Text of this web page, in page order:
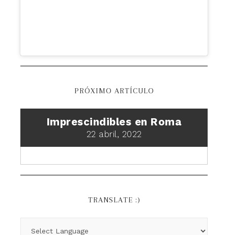
PRÓXIMO ARTÍCULO
Imprescindibles en Roma
22 abril, 2022
TRANSLATE :)